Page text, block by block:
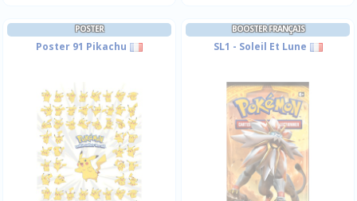
POSTER
Poster 91 Pikachu
BOOSTER FRANÇAIS
SL1 - Soleil Et Lune